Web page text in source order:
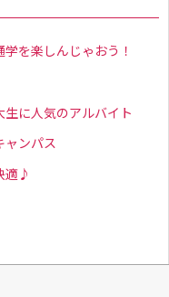
を楽しんじゃおう！
に人気のアルバイト
ンパス
適♪